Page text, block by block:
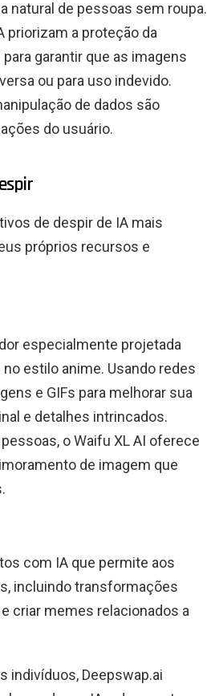
natural de pessoas sem roupa.
priorizam a proteção da
garantir que as imagens
ou para uso indevido.
de dados são
do usuário.
de despir de IA mais
próprios recursos e
especialmente projetada
estilo anime. Usando redes
e GIFs para melhorar sua
e detalhes intrincados.
o Waifu XL AI oferece
de imagem que
com IA que permite aos
incluindo transformações
criar memes relacionados a
indivíduos, Deepswap.ai